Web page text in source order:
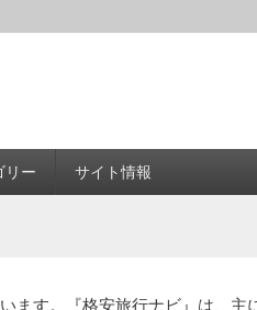
リー サイト情報
ます。『格安旅行ナビ』は、主